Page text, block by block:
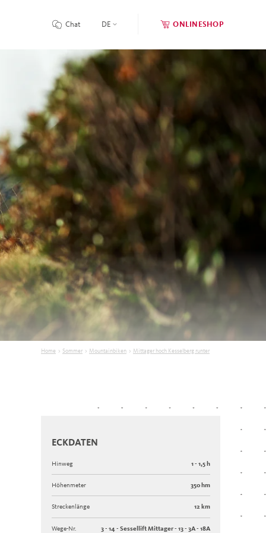
Chat DE ONLINESHOP
Home > Sommer > Mountainbiken > Mittager hoch Kesselberg runter
ECKDATEN
Hinweg 1 - 1,5 h
Höhenmeter 350 hm
Streckenlänge 12 km
Wege-Nr. 3 - 14 - Sessellift Mittager - 13 - 3A - 18A